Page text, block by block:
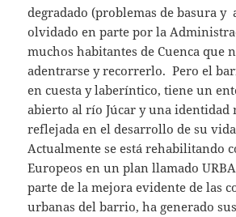
degradado (problemas de basura y
olvidado en parte por la
muchos habitantes de Cuenca que
adentrarse y recorrerlo. Pero el
en cuesta y laberíntico, tiene un
abierto al río Júcar y una identidad
reflejada en el desarrollo de su
Actualmente se está rehabilitando
Europeos en un plan llamado
parte de la mejora evidente de las
urbanas del barrio, ha generado